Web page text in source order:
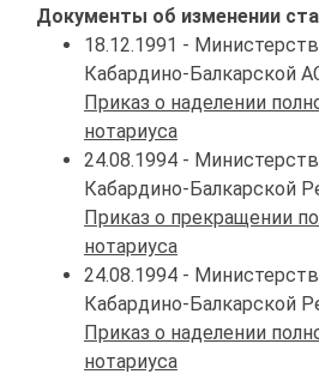
Документы об изменении
18.12.1991 -
Кабардино-Балкарской
Приказ о наделении
нотариуса
24.08.1994 -
Кабардино-Балкарской
Приказ о прекращении
нотариуса
24.08.1994 -
Кабардино-Балкарской
Приказ о наделении
нотариуса